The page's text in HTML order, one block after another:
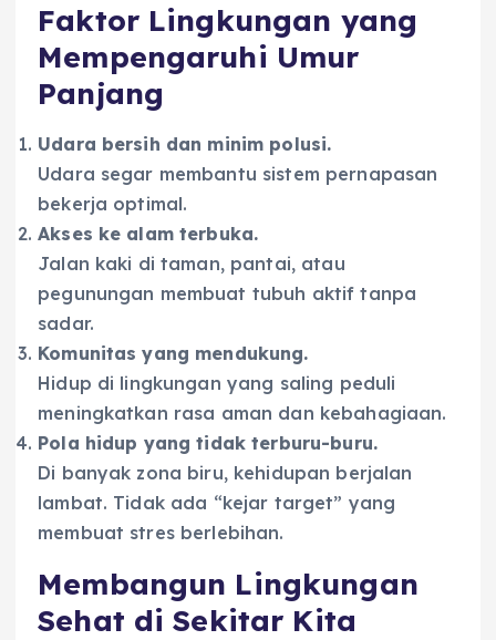
Faktor Lingkungan yang
Mempengaruhi Umur
Panjang
Udara bersih dan minim polusi.
Udara segar membantu sistem pernapasan
bekerja optimal.
Akses ke alam terbuka.
Jalan kaki di taman, pantai, atau
pegunungan membuat tubuh aktif tanpa
sadar.
Komunitas yang mendukung.
Hidup di lingkungan yang saling peduli
meningkatkan rasa aman dan kebahagiaan.
Pola hidup yang tidak terburu-buru.
Di banyak zona biru, kehidupan berjalan
lambat. Tidak ada “kejar target” yang
membuat stres berlebihan.
Membangun Lingkungan
Sehat di Sekitar Kita